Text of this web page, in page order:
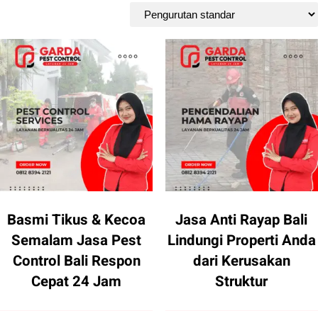
Basmi Tikus & Kecoa
Semalam Jasa Pest
Control Bali Respon
Cepat 24 Jam
Jasa Anti Rayap Bali
Lindungi Properti Anda
dari Kerusakan
Struktur